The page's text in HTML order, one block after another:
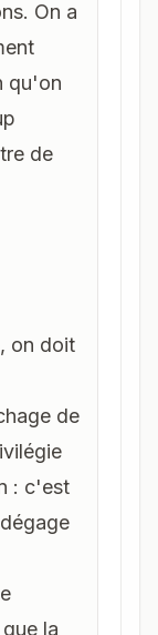
On a
qu'on
de
on doit
de
: c'est
la